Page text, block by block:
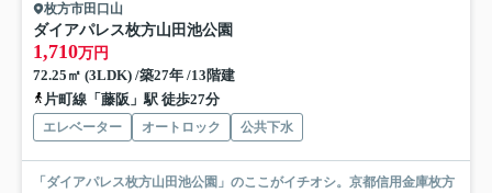
枚方市田口山
ダイアパレス枚方山田池公園
1,710万円
72.25㎡ (3LDK) /築27年 /13階建
片町線「藤阪」駅 徒歩27分
エレベーター オートロック 公共下水
「ダイアパレス枚方山田池公園」のここがイチオシ。京都信用金庫枚方